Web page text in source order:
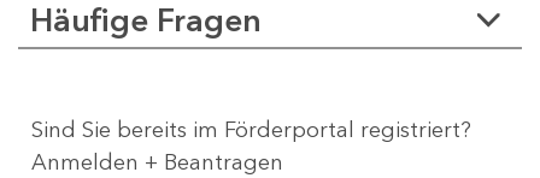
Häufige Fragen
Sind Sie bereits im Förderportal registriert?
Anmelden + Beantragen